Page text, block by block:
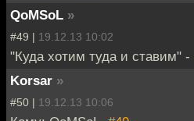
QoMSoL »
#49 | 19.12.13 10:02
"Куда хотим туда и ставим" -
Korsar »
#50 | 19.12.13 10:06